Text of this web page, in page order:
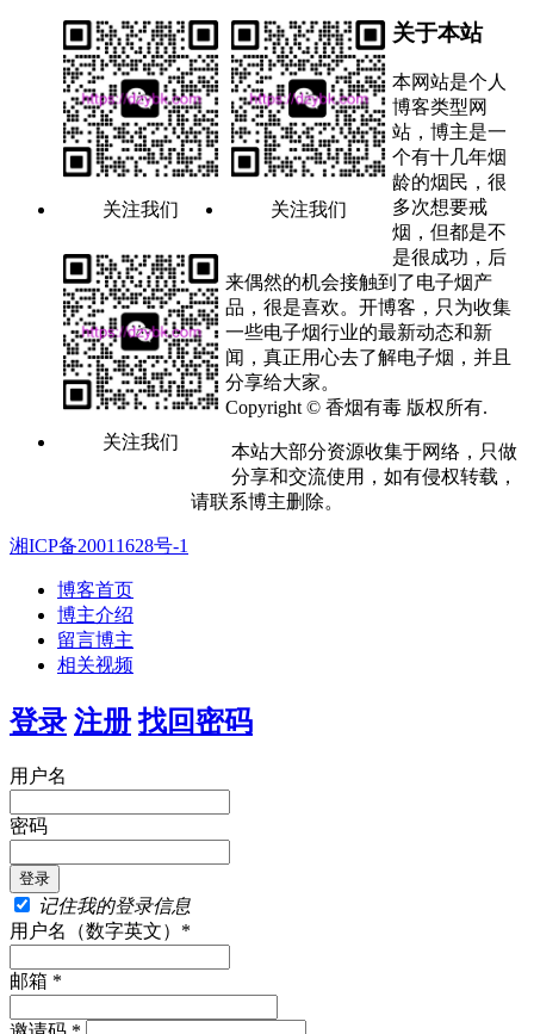
关注我们 关注我们
关注我们
关于本站
本网站是个人
博客类型网
站，博主是一
个有十几年烟
龄的烟民，很
多次想要戒
烟，但都是不
是很成功，后
来偶然的机会接触到了电子烟产
品，很是喜欢。开博客，只为收集
一些电子烟行业的最新动态和新
闻，真正用心去了解电子烟，并且
分享给大家。
Copyright © 香烟有毒 版权所有.
本站大部分资源收集于网络，只做
分享和交流使用，如有侵权转载，
请联系博主删除。
湘ICP备20011628号-1
博客首页
博主介绍
留言博主
相关视频
登录 注册 找回密码
用户名
密码
记住我的登录信息
用户名（数字英文）*
邮箱 *